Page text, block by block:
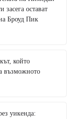
остават
Броуд Пик
който
възможното
уикенда: